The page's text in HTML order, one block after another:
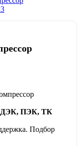
ПЭК, ТК
Подбор